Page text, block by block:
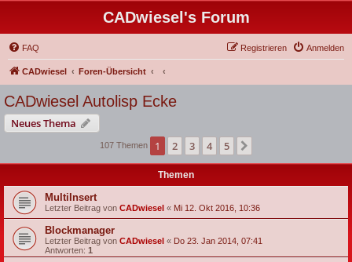
CADwiesel's Forum
FAQ Anmelden
Registrieren
CADwiesel Foren-Übersicht
CADwiesel Autolisp Ecke
Neues Thema
107 Themen 1 2 3 4 5
Themen
MultiInsert
Letzter Beitrag von CADwiesel « Mi 12. Okt 2016, 10:36
Blockmanager
Letzter Beitrag von CADwiesel « Do 23. Jan 2014, 07:41
Antworten: 1